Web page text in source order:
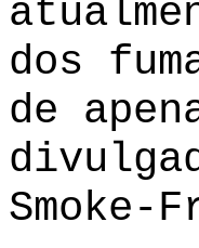
dos
de
Smoke-